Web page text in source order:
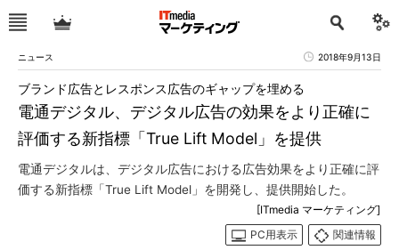
ニュース 2018年9月13日
電通デジタル、デジタル広告の効果をより正確に
評価する新指標「True Lift Model」を提供
ブランド広告とレスポンス広告のギャップを埋める
電通デジタルは、デジタル広告における広告効果をより正確に評
価する新指標「True Lift Model」を開発し、提供開始した。
[ITmedia マーケティング]
PC用表示
関連情報